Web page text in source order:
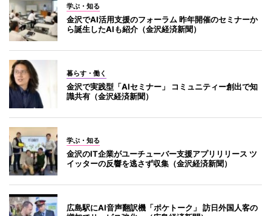
学ぶ・知る
金沢でAI活用支援のフォーラム 昨年開催のセミナーか
ら誕生したAIも紹介（金沢経済新聞）
暮らす・働く
金沢で実践型「AIセミナー」 コミュニティー創出で知
識共有（金沢経済新聞）
学ぶ・知る
金沢のIT企業がユーチューバー支援アプリリリース ツ
イッターの反響を逃さず収集（金沢経済新聞）
広島駅にAI音声翻訳機「ポケトーク」 訪日外国人客の